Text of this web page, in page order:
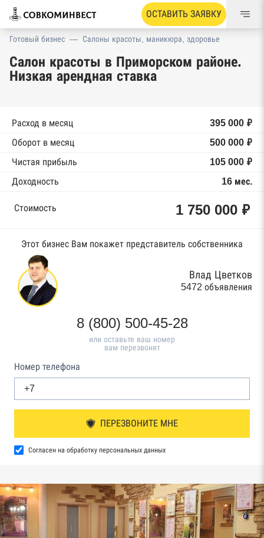
ОСТАВИТЬ ЗАЯВКУ
Готовый бизнес — Салоны красоты, маникюра, здоровье
Салон красоты в Приморском районе.
Низкая арендная ставка
Расход в месяц
395 000 ₽
Оборот в месяц
500 000 ₽
Чистая прибыль
105 000 ₽
Доходность
16 мес.
Стоимость 1 750 000 ₽
Этот бизнес Вам покажет представитель собственника
Влад Цветков
5472 объявления
8 (800) 500-45-28
или оставьте ваш номер
вам перезвонят
Номер телефона
ПЕРЕЗВОНИТЕ МНЕ
Согласен на обработку персональных данных